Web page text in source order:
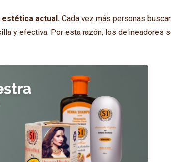
estética actual. Cada vez más personas
y efectiva. Por esta razón, los delineadores